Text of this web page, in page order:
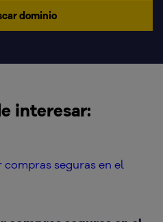
dominio
interesar: